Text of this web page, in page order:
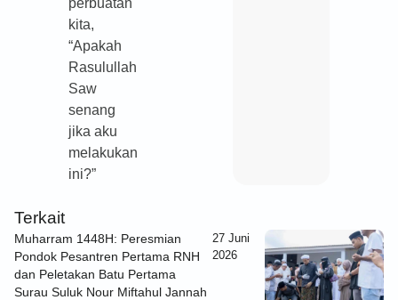
perbuatan
kita,
“Apakah
Rasulullah
Saw
senang
jika aku
melakukan
ini?”
Terkait
Muharram 1448H: Peresmian
Pondok Pesantren Pertama RNH
dan Peletakan Batu Pertama
Surau Suluk Nour Miftahul Jannah
27 Juni
2026